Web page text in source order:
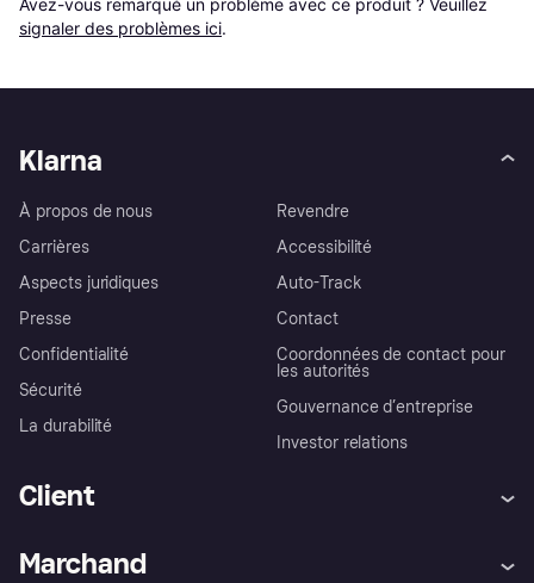
Avez-vous remarqué un problème avec ce produit ? Veuillez
signaler des problèmes ici.
Klarna
À propos de nous
Carrières
Aspects juridiques
Presse
Confidentialité
Sécurité
La durabilité
Revendre
Accessibilité
Auto-Track
Contact
Coordonnées de contact pour
les autorités
Gouvernance d’entreprise
Investor relations
Client
Marchand